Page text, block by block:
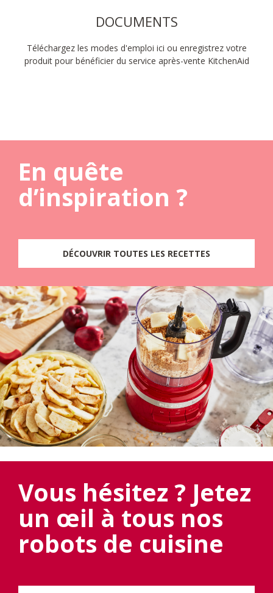
DOCUMENTS
Téléchargez les modes d'emploi ici ou enregistrez votre
produit pour bénéficier du service après-vente KitchenAid
En quête
d’inspiration ?
DÉCOUVRIR TOUTES LES RECETTES
Vous hésitez ? Jetez
un œil à tous nos
robots de cuisine